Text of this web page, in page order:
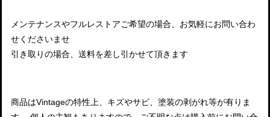
メンテナンスやフルレストアご希望の場合、お気軽にお問い合わ
せくださいませ
引き取りの場合、送料を差し引かせて頂きます
商品はVintageの特性上、キズやサビ、塗装の剥がれ等が有りま